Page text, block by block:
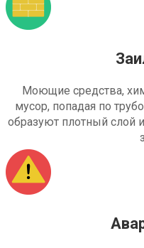
Моющие средства,
мусор, попадая по
образуют плотный слой